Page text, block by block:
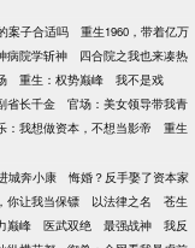
案子合适吗
重生1960，带着亿万
病院学斩神
四合院之我也来凑热
重生：权势巅峰
我不是戏
省长千金
官场：美女领导带我青
：我想做资本，不想当影帝
重生
城奔小康
悔婚？反手娶了资本家
你让我当保镖 以法律之名
苍生
巅峰 医武双绝 最强战神
我反